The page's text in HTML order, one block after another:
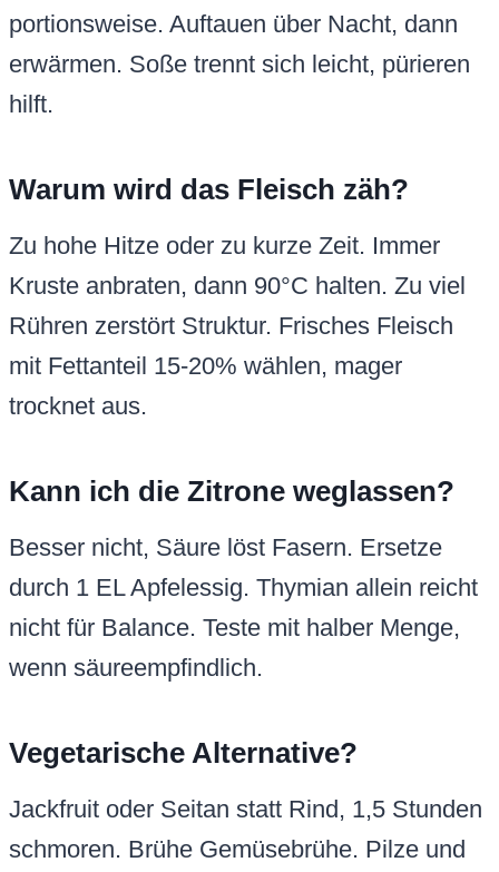
portionsweise. Auftauen über Nacht, dann
erwärmen. Soße trennt sich leicht, pürieren
hilft.
Warum wird das Fleisch zäh?
Zu hohe Hitze oder zu kurze Zeit. Immer
Kruste anbraten, dann 90°C halten. Zu viel
Rühren zerstört Struktur. Frisches Fleisch
mit Fettanteil 15-20% wählen, mager
trocknet aus.
Kann ich die Zitrone weglassen?
Besser nicht, Säure löst Fasern. Ersetze
durch 1 EL Apfelessig. Thymian allein reicht
nicht für Balance. Teste mit halber Menge,
wenn säureempfindlich.
Vegetarische Alternative?
Jackfruit oder Seitan statt Rind, 1,5 Stunden
schmoren. Brühe Gemüsebrühe. Pilze und